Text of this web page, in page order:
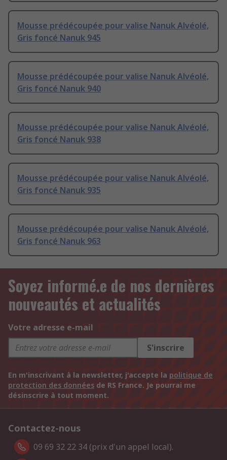
Mousse prédécoupée pour valise Nanuk Alvéolé,
Gris foncé Nanuk 945
Mousse prédécoupée pour valise Nanuk Alvéolé,
Gris foncé Nanuk 940
Mousse prédécoupée pour valise Nanuk Alvéolé,
Gris foncé Nanuk 938
Mousse prédécoupée pour valise Nanuk Alvéolé,
Gris foncé Nanuk 935
Mousse prédécoupée pour valise Nanuk Alvéolé,
Gris foncé Nanuk 963
Soyez informé.e de nos dernières
nouveautés et actualités
Votre adresse e-mail
S'inscrire
En m'inscrivant à la newsletter, j'accepte la politique de
protection des données de RS France. Je pourrai me
désinscrire à tout moment.
Contactez-nous
09 69 32 22 34 (prix d'un appel local).